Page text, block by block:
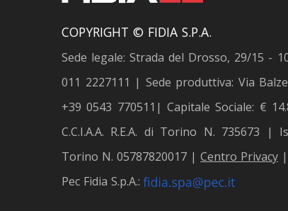
COPYRIGHT © FIDIA S.P.A.
Sede legale: Strada del Drosso, 29/15 -
011 2227111 | Sede produttiva: Via
+39 0543 770511| Capitale Sociale: €
C.C.I.A.A. R.E.A. di Torino N. 735673 |
Torino N. 05787820017 | Centro Privacy |
Pec Fidia S.p.A.: